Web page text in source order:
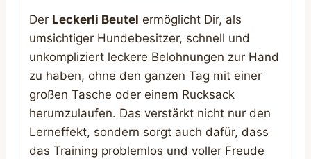
Der Leckerli Beutel ermöglicht Dir, als
umsichtiger Hundebesitzer, schnell und
unkompliziert leckere Belohnungen zur Hand
zu haben, ohne den ganzen Tag mit einer
großen Tasche oder einem Rucksack
herumzulaufen. Das verstärkt nicht nur den
Lerneffekt, sondern sorgt auch dafür, dass
das Training problemlos und voller Freude